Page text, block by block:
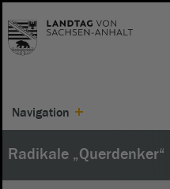
Navigation
Radikale